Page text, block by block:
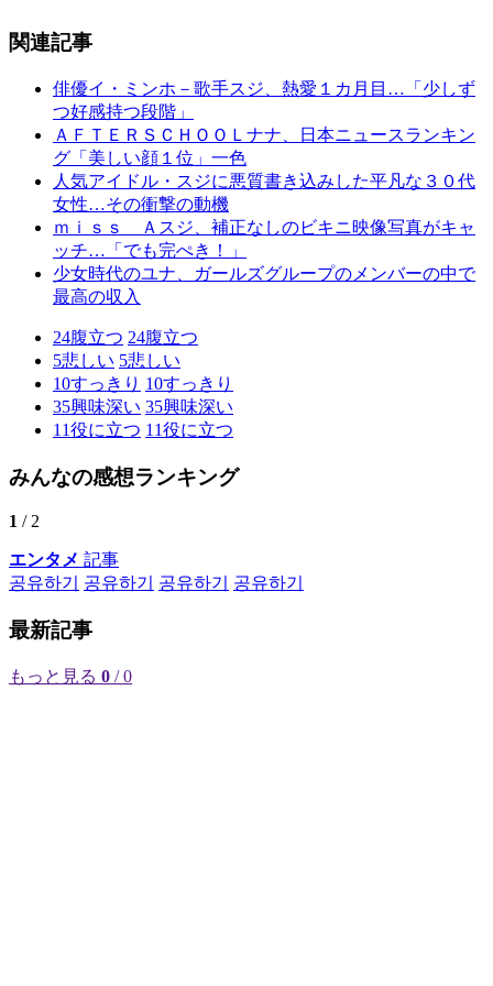
関連記事
俳優イ・ミンホ－歌手スジ、熱愛１カ月目…「少しず
つ好感持つ段階」
ＡＦＴＥＲＳＣＨＯＯＬナナ、日本ニュースランキン
グ「美しい顔１位」一色
人気アイドル・スジに悪質書き込みした平凡な３０代
女性…その衝撃の動機
ｍｉｓｓ Ａスジ、補正なしのビキニ映像写真がキャ
ッチ…「でも完ぺき！」
少女時代のユナ、ガールズグループのメンバーの中で
最高の収入
24腹立つ 24腹立つ
5悲しい 5悲しい
10すっきり 10すっきり
35興味深い 35興味深い
11役に立つ 11役に立つ
みんなの感想ランキング
1 / 2
エンタメ 記事
공유하기
공유하기 공유하기 공유하기
最新記事
もっと見る 0 / 0